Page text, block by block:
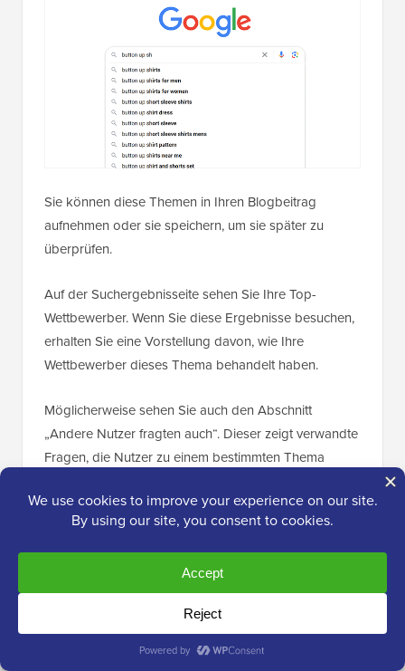
Sie können diese Themen in Ihren Blogbeitrag
aufnehmen oder sie speichern, um sie später zu
überprüfen.
Auf der Suchergebnisseite sehen Sie Ihre Top-
Wettbewerber. Wenn Sie diese Ergebnisse besuchen,
erhalten Sie eine Vorstellung davon, wie Ihre
Wettbewerber dieses Thema behandelt haben.
Möglicherweise sehen Sie auch den Abschnitt
„Andere Nutzer fragten auch“. Dieser zeigt verwandte
Fragen, die Nutzer zu einem bestimmten Thema